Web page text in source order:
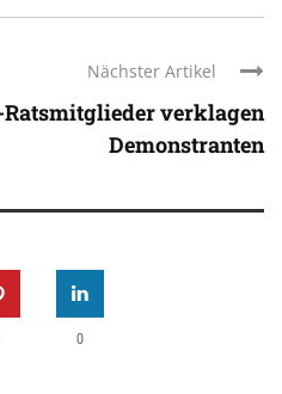
Nächster Artikel
verklagen
Demonstranten
0